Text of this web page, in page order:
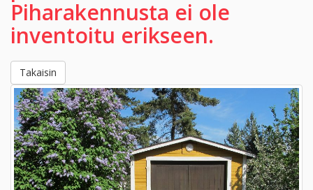
Piharakennusta ei ole
inventoitu erikseen.
Takaisin